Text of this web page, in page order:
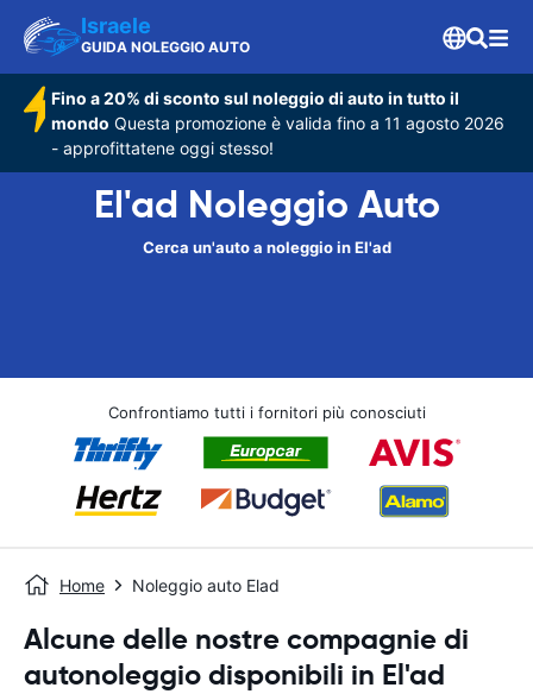
Israele
GUIDA NOLEGGIO AUTO
Fino a 20% di sconto sul noleggio di auto in tutto il
mondo Questa promozione è valida fino a 11 agosto 2026
- approfittatene oggi stesso!
El'ad Noleggio Auto
Cerca un'auto a noleggio in El'ad
Confrontiamo tutti i fornitori più conosciuti
Home Noleggio auto Elad
Alcune delle nostre compagnie di
autonoleggio disponibili in El'ad